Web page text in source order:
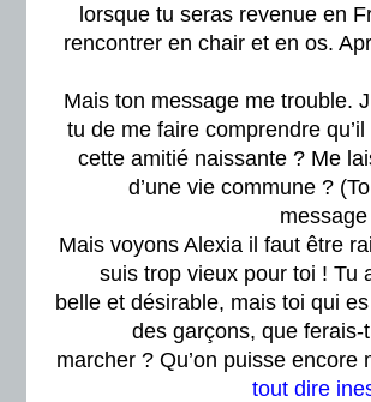
lorsque tu seras revenue en
rencontrer en chair et en os.
Mais ton message me trouble.
tu de me faire comprendre
cette amitié naissante ? Me
d’une vie commune ?
Mais voyons Alexia il faut être
suis trop vieux pour toi ! Tu
belle et désirable, mais toi qui
des garçons, que ferais-
marcher ? Qu’on puisse
tout dire